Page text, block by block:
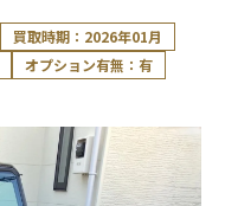
買取時期：2026年01月
オプション有無：有